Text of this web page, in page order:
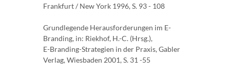
Frankfurt / New York 1996, S. 93 - 108
Grundlegende Herausforderungen im E-
Branding, in: Riekhof, H.-C. (Hrsg.),
E-Branding-Strategien in der Praxis, Gabler
Verlag, Wiesbaden 2001, S. 31 -55